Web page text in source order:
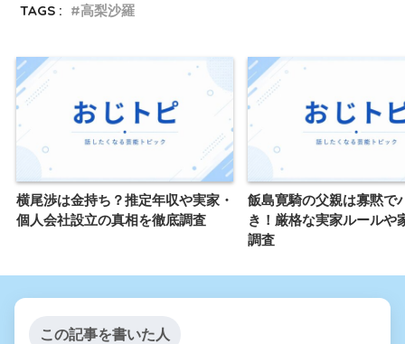
TAGS :
高梨沙羅
横尾渉は金持ち？推定年収や実家・
個人会社設立の真相を徹底調査
飯島寛騎の父親は寡黙で
き！厳格な実家ルールや
調査
この記事を書いた人